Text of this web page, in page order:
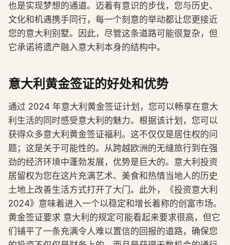
也是实现梦想的通道。迈着有意识的步伐，您与历史、
文化和机遇携手同行，每一个刻意的举动都让您更接近
您的意大利别墅。因此，尽管这条道路可能很复杂，但
它承诺将遗产融入意大利本身的结构中。
意大利黄金签证的好处和优势
通过 2024 年意大利黄金签证计划，您可以畅享在意大
利生活的同时感受意大利的魅力。根据该计划，您可以
获得众多意大利黄金签证福利。这不仅仅是居住权的问
题；这是关于可能性的。从跨越欧洲的无缝旅行到在强
劲的经济环境中蓬勃发展，优势是巨大的。意大利投资
居留权为您在这片充满艺术、美食和热情当地人的历史
土地上改善生活方式打开了大门。此外，《投资意大利
2024》意味着进入一个以稳定和增长着称的创富市场。
黄金签证要求 意大利的规定可能看起来要求很高，但它
们铺平了一条充满令人难以置信的回报的道路，确保您